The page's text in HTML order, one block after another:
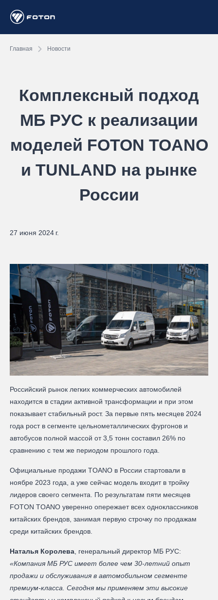
Главная Новости
Комплексный подход
МБ РУС к реализации
моделей FOTON TOANO
и TUNLAND на рынке
России
27 июня 2024 г.
Российский рынок легких коммерческих автомобилей
находится в стадии активной трансформации и при этом
показывает стабильный рост. За первые пять месяцев 2024
года рост в сегменте цельнометаллических фургонов и
автобусов полной массой от 3,5 тонн составил 26% по
сравнению с тем же периодом прошлого года.
Официальные продажи TOANO в России стартовали в
ноябре 2023 года, а уже сейчас модель входит в тройку
лидеров своего сегмента. По результатам пяти месяцев
FOTON TOANO уверенно опережает всех одноклассников
китайских брендов, занимая первую строчку по продажам
среди китайских брендов.
Наталья Королева, генеральный директор МБ РУС:
«Компания МБ РУС имеет более чем 30-летний опыт
продажи и обслуживания в автомобильном сегменте
премиум-класса. Сегодня мы применяем эти высокие